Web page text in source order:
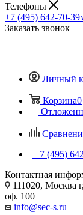
Телефоны
+7 (495) 642-70-39
Заказать звонок
Личный
Корзина0
+7 (495)
Контактная
111020, Москва
оф. 100
info@sec-s.ru